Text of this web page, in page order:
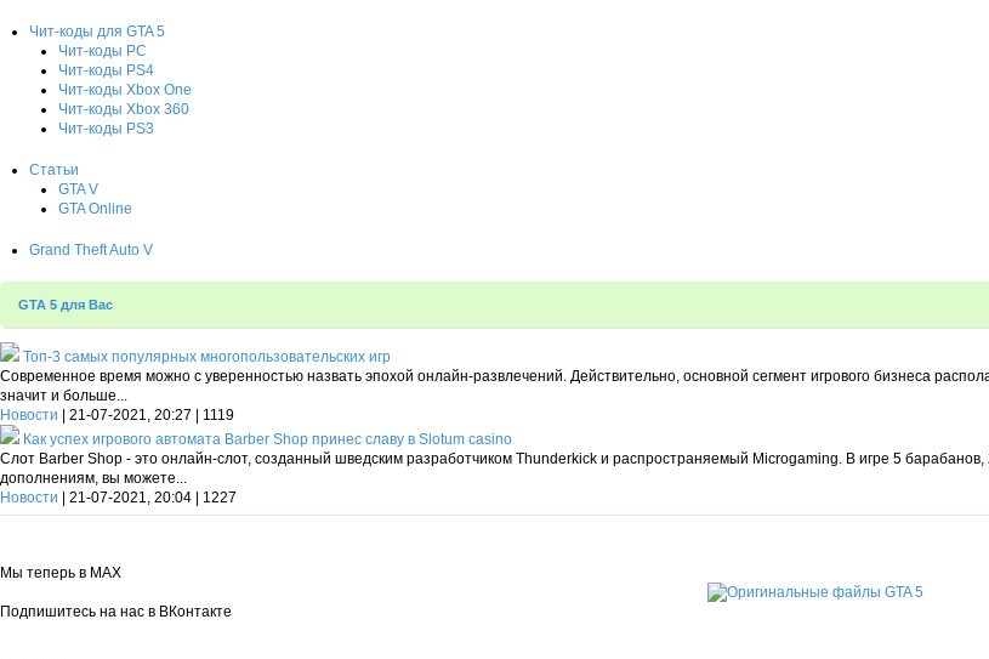
Чит-коды для GTA 5
Чит-коды PC
Чит-коды PS4
Чит-коды Xbox One
Чит-коды Xbox 360
Чит-коды PS3
Статьи
GTA V
GTA Online
Grand Theft Auto V
GTA 5 для Вас
Топ-3 самых популярных многопользовательских игр
Современное время можно с уверенностью назвать эпохой онлайн-развлечений. Действительно, основной сегмент игрового бизнеса
значит и больше...
Новости | 21-07-2021, 20:27 | 1119
Как успех игрового автомата Barber Shop принес славу в Slotum casino
Слот Barber Shop - это онлайн-слот, созданный шведским разработчиком Thunderkick и распространяемый Microgaming. В игре 5
дополнениям, вы можете...
Новости | 21-07-2021, 20:04 | 1227
Мы теперь в MAX
Подпишитесь на нас в ВКонтакте